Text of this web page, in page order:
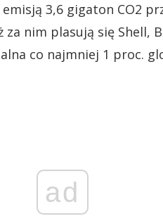
3,6 gigaton CO2
nim plasują się Shell,
co najmniej 1 proc.
ad